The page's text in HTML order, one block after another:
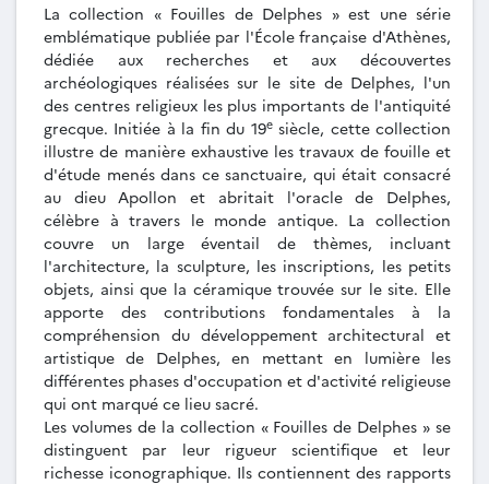
La collection « Fouilles de Delphes » est une série
emblématique publiée par l'École française d'Athènes,
dédiée aux recherches et aux découvertes
archéologiques réalisées sur le site de Delphes, l'un
des centres religieux les plus importants de l'antiquité
grecque. Initiée à la fin du 19esiècle, cette collection
illustre de manière exhaustive les travaux de fouille et
d'étude menés dans ce sanctuaire, qui était consacré
au dieu Apollon et abritait l'oracle de Delphes,
célèbre à travers le monde antique. La collection
couvre un large éventail de thèmes, incluant
l'architecture, la sculpture, les inscriptions, les petits
objets, ainsi que la céramique trouvée sur le site. Elle
apporte des contributions fondamentales à la
compréhension du développement architectural et
artistique de Delphes, en mettant en lumière les
différentes phases d'occupation et d'activité religieuse
qui ont marqué ce lieu sacré.
Les volumes de la collection « Fouilles de Delphes » se
distinguent par leur rigueur scientifique et leur
richesse iconographique. Ils contiennent des rapports